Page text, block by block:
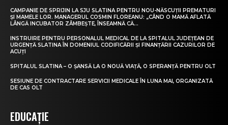
CAMPANIE DE SPRIJIN LA SJU SLATINA PENTRU NOU-NĂSCUȚII PREMATURI
ȘI MAMELE LOR. MANAGERUL COSMIN FLOREANU: „CÂND O MAMĂ AFLATĂ
LÂNGĂ INCUBATOR ZÂMBEȘTE, ÎNSEAMNĂ CĂ...
INSTRUIRE PENTRU PERSONALUL MEDICAL DE LA SPITALUL JUDEȚEAN DE
URGENȚĂ SLATINA ÎN DOMENIUL CODIFICĂRII ȘI FINANȚĂRII CAZURILOR DE
ACUȚI
SPITALUL SLATINA – O ȘANSĂ LA O NOUĂ VIAȚĂ, O SPERANȚĂ PENTRU OLT
SESIUNE DE CONTRACTARE SERVICII MEDICALE ÎN LUNA MAI, ORGANIZATĂ
DE CAS OLT
EDUCAȚIE